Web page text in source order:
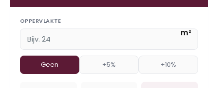
OPPERVLAKTE
m²
Geen +5% +10%